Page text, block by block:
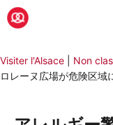
ン
ツ
へ
Visiter l'Alsace Non
ロレーヌ広場が危険区域